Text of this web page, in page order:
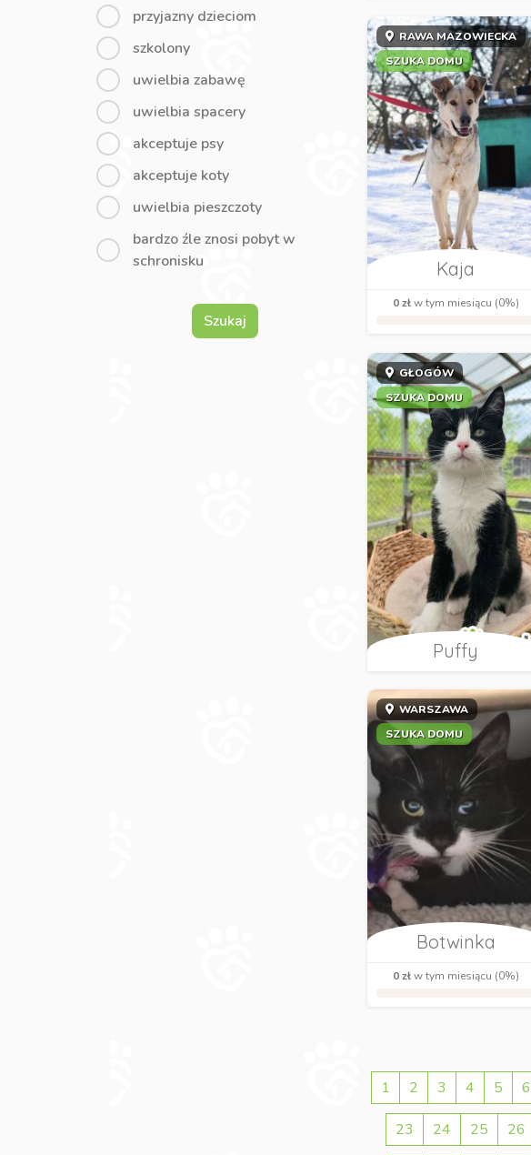
przyjazny dzieciom
szkolony
uwielbia zabawę
uwielbia spacery
akceptuje psy
akceptuje koty
uwielbia pieszczoty
bardzo źle znosi pobyt w
schronisku
Szukaj
RAWA MAZOWIECKA
SZUKA DOMU
Kaja
0 złw tym miesiącu (0%)
GŁOGÓW
SZUKA DOMU
Puffy
WARSZAWA
SZUKA DOMU
Botwinka
0 złw tym miesiącu (0%)
1 2 3 4 5 6
23 24 25 26